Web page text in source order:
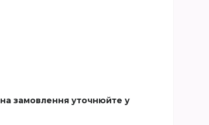
замовлення уточнюйте у